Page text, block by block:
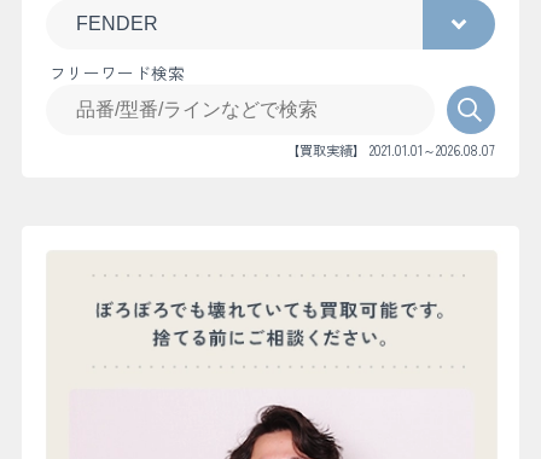
フリーワード検索
【買取実績】 2021.01.01～2026.08.07